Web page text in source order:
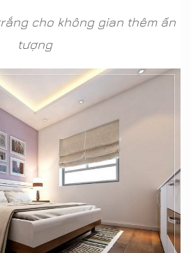
cho không gian thêm ấn
tượng